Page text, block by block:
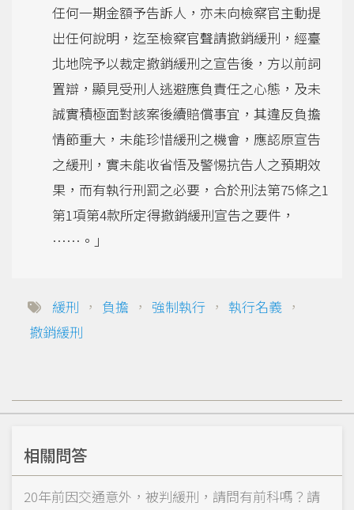
任何一期金額予告訴人，亦未向檢察官主動提
出任何說明，迄至檢察官聲請撤銷緩刑，經臺
北地院予以裁定撤銷緩刑之宣告後，方以前詞
置辯，顯見受刑人逃避應負責任之心態，及未
誠實積極面對該案後續賠償事宜，其違反負擔
情節重大，未能珍惜緩刑之機會，應認原宣告
之緩刑，實未能收省悟及警惕抗告人之預期效
果，而有執行刑罰之必要，合於刑法第75條之1
第1項第4款所定得撤銷緩刑宣告之要件，
……。」
緩刑 ， 負擔 ， 強制執行 ， 執行名義 ，
撤銷緩刑
相關問答
20年前因交通意外，被判緩刑，請問有前科嗎？請